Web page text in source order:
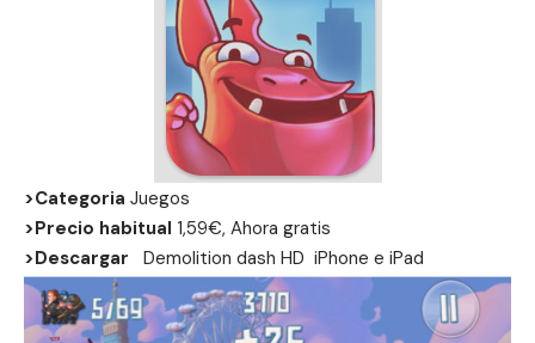
>Categoria Juegos
>Precio habitual 1,59€, Ahora gratis
>Descargar
Demolition dash HD iPhone e iPad